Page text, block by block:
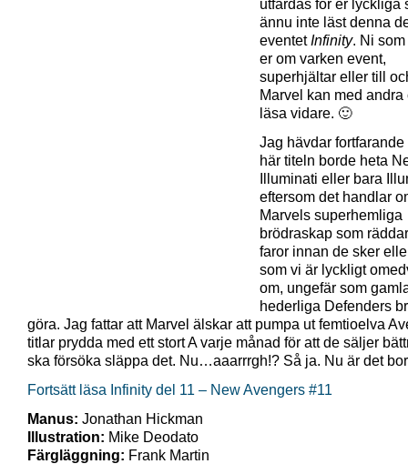
utfärdas för er lyckliga
ännu inte läst denna
eventetInfinity. Ni
er om varken event,
superhjältar eller till
Marvel kan med andra
läsa vidare. 🙂
Jag hävdar fortfarande
här titeln borde heta
Illuminati eller bara
eftersom det handlar
Marvels superhemliga
brödraskap som
faror innan de sker
som vi är lyckligt
om, ungefär som
hederliga Defenders
göra. Jag fattar att Marvel älskar att pumpa ut femtioelva
titlar prydda med ett stort A varje månad för att de säljer
ska försöka släppa det. Nu…aaarrrgh!? Så ja. Nu är det
Fortsätt läsa Infinity del 11 – New Avengers #11
Manus: Jonathan Hickman
Illustration: Mike Deodato
Färgläggning: Frank Martin